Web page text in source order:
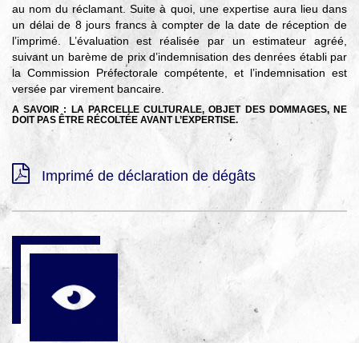
Je suis chasseur
Je valide mon permis
au nom du réclamant. Suite à quoi, une expertise aura lieu dans
un délai de 8 jours francs à compter de la date de réception de
l’imprimé. L’évaluation est réalisée par un estimateur agréé,
suivant un barème de prix d’indemnisation des denrées établi par
la Commission Préfectorale compétente, et l’indemnisation est
versée par virement bancaire.
A SAVOIR : LA PARCELLE CULTURALE, OBJET DES DOMMAGES, NE
DOIT PAS ÊTRE RÉCOLTÉE AVANT L’EXPERTISE.
Imprimé de déclaration de dégâts